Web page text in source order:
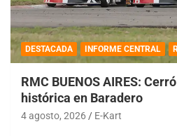
DESTACADA INFORME CENTRAL
RMC BUENOS AIRES:
histórica en Baradero
4 agosto, 2026 E-Kart